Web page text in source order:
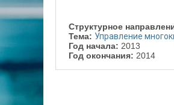
Структурное
Тема: Управление
Год начала: 2013
Год окончания: 2014